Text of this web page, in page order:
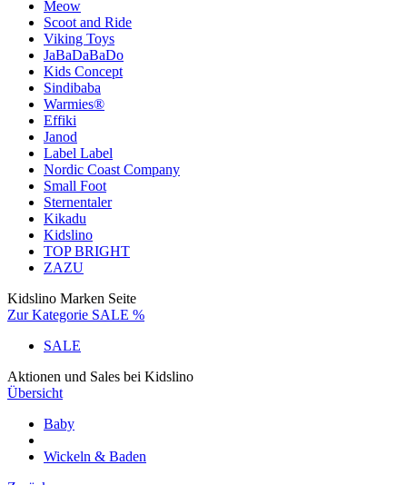
Meow
Scoot and Ride
Viking Toys
JaBaDaBaDo
Kids Concept
Sindibaba
Warmies®
Effiki
Janod
Label Label
Nordic Coast Company
Small Foot
Sternentaler
Kikadu
Kidslino
TOP BRIGHT
ZAZU
Kidslino Marken Seite
Zur Kategorie SALE %
SALE
Aktionen und Sales bei Kidslino
Übersicht
Baby
Wickeln & Baden